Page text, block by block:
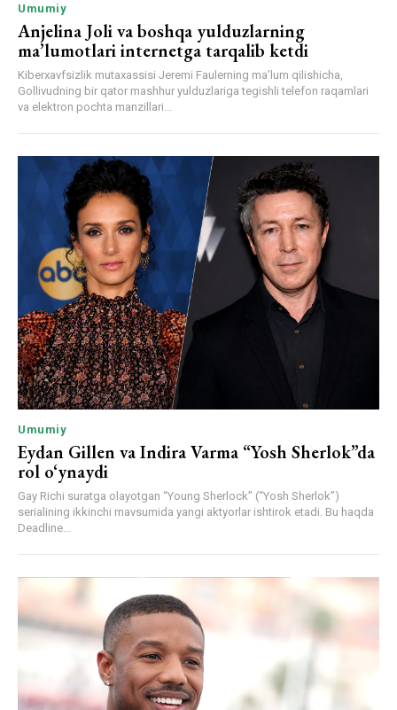
Umumiy
Anjelina Joli va boshqa yulduzlarning
ma’lumotlari internetga tarqalib ketdi
Kiberxavfsizlik mutaxassisi Jeremi Faulerning ma’lum qilishicha,
Gollivudning bir qator mashhur yulduzlariga tegishli telefon raqamlari
va elektron pochta manzillari...
Umumiy
Eydan Gillen va Indira Varma “Yosh Sherlok”da
rol o‘ynaydi
Gay Richi suratga olayotgan “Young Sherlock” (“Yosh Sherlok”)
serialining ikkinchi mavsumida yangi aktyorlar ishtirok etadi. Bu haqda
Deadline...